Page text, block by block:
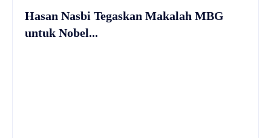
Hasan Nasbi Tegaskan Makalah MBG
untuk Nobel...